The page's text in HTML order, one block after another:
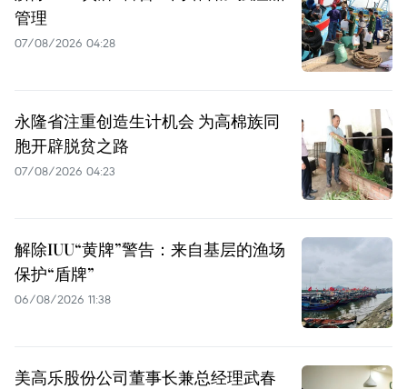
管理
07/08/2026 04:28
永隆省注重创造生计机会 为高棉族同
胞开辟脱贫之路
07/08/2026 04:23
解除IUU“黄牌”警告：来自基层的渔场
保护“盾牌”
06/08/2026 11:38
美高乐股份公司董事长兼总经理武春